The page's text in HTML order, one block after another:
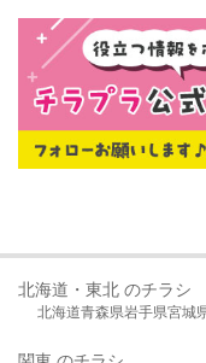
北海道・東北 のチラシ
北海道青森県岩手県宮城